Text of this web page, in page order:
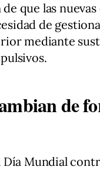
que las
de
mediante
de
Mundial